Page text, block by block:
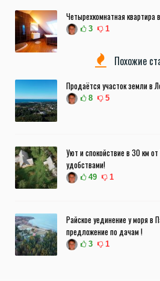
Четырехкомнатная квартира
3 1
Похожие
Продаётся участок земли в
8 5
Уют и спокойствие в 30 км
удобствами!
49 1
Райское уединение у моря в
предложение по дачам !
3 1